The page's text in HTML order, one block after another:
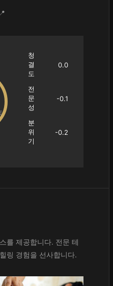
📍
청
결
도
0.0
전
문
성
-0.1
분
위
기
-0.2
를 제공합니다. 전문 테
링 경험을 선사합니다.